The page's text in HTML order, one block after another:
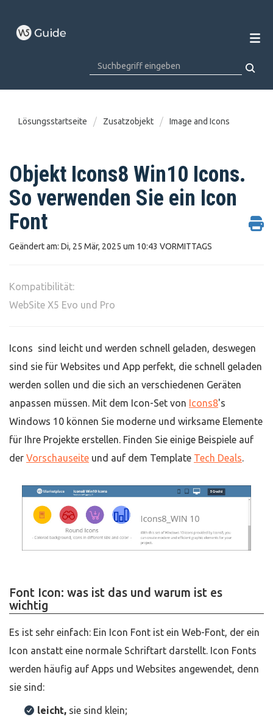
Lösungsstartseite Zusatzobjekt Image and Icons
Objekt Icons8 Win10 Icons.
So verwenden Sie ein Icon
Font
Geändert am: Di, 25 Mär, 2025 um 10:43 VORMITTAGS
Kompatibilität:
WebSite X5 Evo und Pro
Icons sind leicht und werden schnell geladen, deswegen
sind sie für Websites und App perfekt, die schnell geladen
werden sollen und die sich an verschiedenen Geräten
anpassen müssen. Mit dem Icon-Set von Icons8's
Windows 10 können Sie moderne und wirksame Elemente
für Ihre Projekte erstellen. Finden Sie einige Beispiele auf
der Vorschauseite und auf dem Template Tech Deals.
Font Icon: was ist das und warum ist es
wichtig
Es ist sehr einfach: Ein Icon Font ist ein Web-Font, der ein
Icon anstatt eine normale Schriftart darstellt. Icon Fonts
werden häufig auf Apps und Websites angewendet, denn
sie sind:
leicht, sie sind klein;